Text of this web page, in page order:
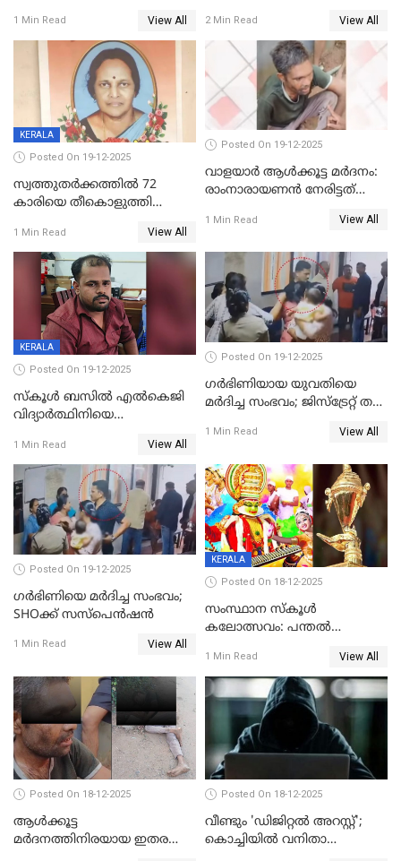
1 Min Read View All
അംഗ സംഘമെന്ന് വിവരം
2 Min Read View All
KERALA
Posted On 19-12-2025
സ്വത്തുതര്‍ക്കത്തില്‍ 72
കാരിയെ തീകൊളുത്തി
ക്രൂരകൊലപാതകത്തില്‍
സഹോദരിപുത്രന് ജീവപര്യന്തം
1 Min Read View All
Posted On 19-12-2025
വാളയാർ ആൾക്കൂട്ട മർദനം:
രാംനാരായണൻ നേരിട്ടത്
നാൽപ്പതിലേറെ
റിപ്പോർട്ട്
1 Min Read View All
KERALA
Posted On 19-12-2025
സ്കൂൾ ബസിൽ എൽകെജി
വിദ്യാര്‍ത്ഥിനിയെ
ക്ലീനര്‍ പിടിയിൽ
1 Min Read View All
Posted On 19-12-2025
ഗര്‍ഭിണിയായ യുവതിയെ
മര്‍ദിച്ച സംഭവം; ജിസ്‌ട്രേറ്റ് തല
യുവതി
1 Min Read View All
Posted On 19-12-2025
ഗര്‍ഭിണിയെ മർദിച്ച സംഭവം;
SHOക്ക് സസ്പെൻഷൻ
1 Min Read View All
KERALA
Posted On 18-12-2025
സംസ്ഥാന സ്കൂൾ
കലോത്സവം: പന്തൽ
1 Min Read View All
Posted On 18-12-2025
ആൾക്കൂട്ട
മർദനത്തിനിരയായ ഇതര
Posted On 18-12-2025
വീണ്ടും 'ഡിജിറ്റല്‍ അറസ്റ്റ്';
കൊച്ചിയില്‍ വനിതാ